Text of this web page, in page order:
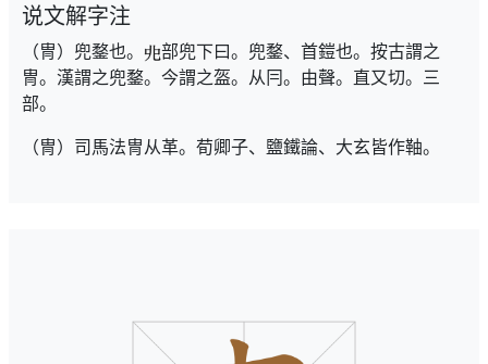
说文解字注
（冑）兜鍪也。
部兜下曰。兜鍪、首鎧也。按古謂之
冑。漢謂之兜鍪。今謂之盔。从冃。由聲。直又切。三
部。
（冑）司馬法冑从革。荀卿子、鹽鐵論、大玄皆作䩜。